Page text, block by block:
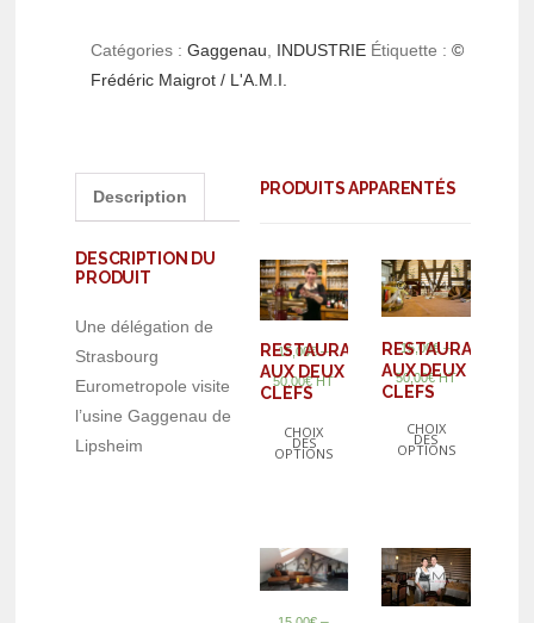
Catégories :Gaggenau INDUSTRIE Étiquette :©
Frédéric Maigrot / L'A.M.I.
Description
DESCRIPTION DU
PRODUIT
Une délégation de
Strasbourg
Eurometropole visite
l’usine Gaggenau de
Lipsheim
PRODUITS APPARENTÉS
RESTAURANT
AUX DEUX
CLEFS
15,00€–
50,00€ HT
CHOIX
DES
OPTIONS
RESTAURANT
AUX DEUX
CLEFS
15,00€–
50,00€ HT
CHOIX
DES
OPTIONS